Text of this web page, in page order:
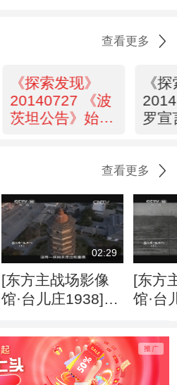
查看更多
《探索发现》
20140727 《波
茨坦公告》始末
《
罗
查看更多
02:29
[东方主战场影像
馆·台儿庄1938]滕
何选择“杂牌川军”
[东方
馆·台
庄滕